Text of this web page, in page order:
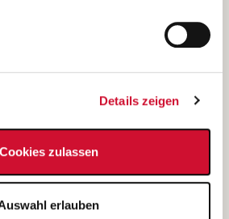
Details zeigen
Cookies zulassen
erlauben